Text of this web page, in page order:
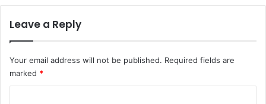
Leave a Reply
Your email address will not be published. Required fields are
marked *